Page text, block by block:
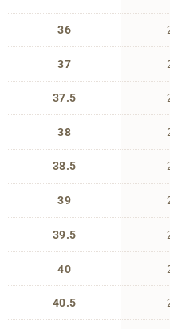
36
37
37.5
38
38.5
39
39.5
40
40.5